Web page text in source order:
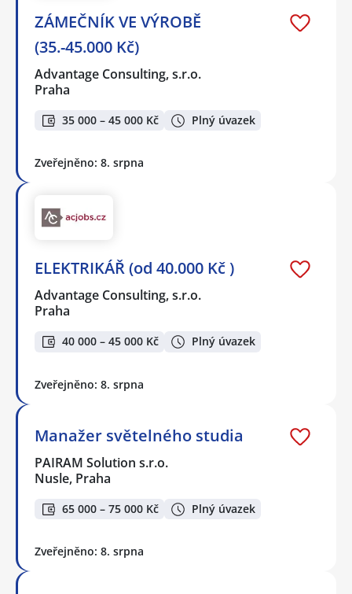
ZÁMEČNÍK VE VÝROBĚ
(35.-45.000 Kč)
Advantage Consulting, s.r.o.
Praha
35 000 – 45 000 Kč Plný úvazek
Zveřejněno: 8. srpna
ELEKTRIKÁŘ (od 40.000 Kč )
Advantage Consulting, s.r.o.
Praha
40 000 – 45 000 Kč Plný úvazek
Zveřejněno: 8. srpna
Manažer světelného studia
PAIRAM Solution s.r.o.
Nusle, Praha
65 000 – 75 000 Kč Plný úvazek
Zveřejněno: 8. srpna